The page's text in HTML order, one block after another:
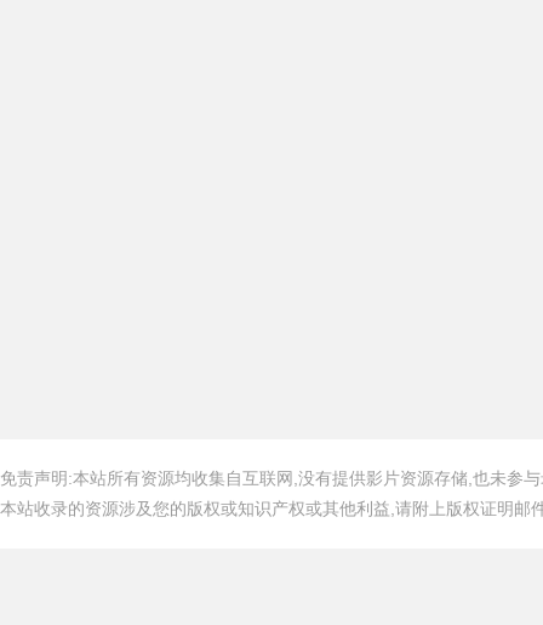
免责声明:本站所有资源均收集自互联网,没有提供影片资源存储,也未参
本站收录的资源涉及您的版权或知识产权或其他利益,请附上版权证明